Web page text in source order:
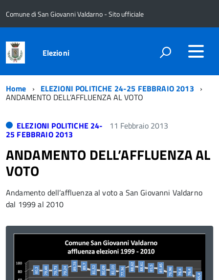
Comune di San Giovanni Valdarno - Sito ufficiale
Elezioni
Home ELEZIONI POLITICHE 24-25 FEBBRAIO 2013
ANDAMENTO DELL’AFFLUENZA AL VOTO
ELEZIONI POLITICHE 24-
25 FEBBRAIO 2013
11 Febbraio 2013
ANDAMENTO DELL’AFFLUENZA AL
VOTO
Andamento dell’affluenza al voto a San Giovanni Valdarno
dal 1999 al 2010